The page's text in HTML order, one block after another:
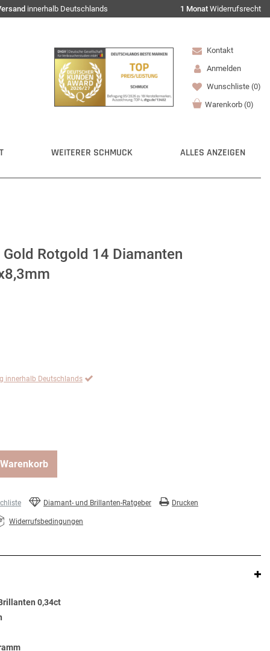
innerhalb Deutschlands 1 Monat Widerrufsrecht
Kontakt
Anmelden
Wunschliste (0)
Warenkorb (0)
WEITERER SCHMUCK ALLES ANZEIGEN
Rotgold 14 Diamanten
innerhalb Deutschlands
Diamant- und Brillanten-Ratgeber Drucken
Widerrufsbedingungen
0,34ct